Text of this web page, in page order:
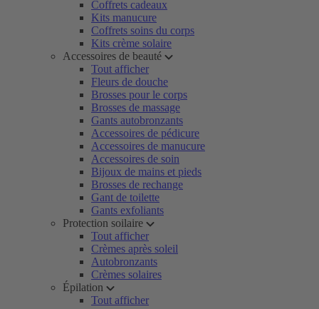
Coffrets cadeaux
Kits manucure
Coffrets soins du corps
Kits crème solaire
Accessoires de beauté
Tout afficher
Fleurs de douche
Brosses pour le corps
Brosses de massage
Gants autobronzants
Accessoires de pédicure
Accessoires de manucure
Accessoires de soin
Bijoux de mains et pieds
Brosses de rechange
Gant de toilette
Gants exfoliants
Protection soilaire
Tout afficher
Crèmes après soleil
Autobronzants
Crèmes solaires
Épilation
Tout afficher